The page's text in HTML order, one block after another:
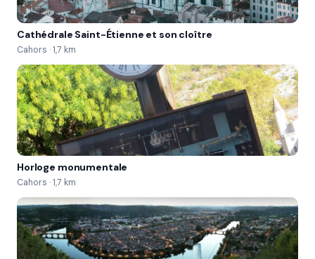
Cathédrale Saint-Étienne et son cloître
Cahors · 1,7 km
Horloge monumentale
Cahors · 1,7 km